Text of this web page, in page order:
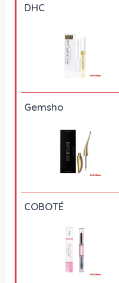
DHC
Gemsho
COBOTÉ